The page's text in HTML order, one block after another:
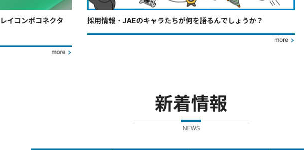
イコンボコネクタ
more
採用情報・JAEのキャラたちが何を語るんでしょうか？
more
新着情報
NEWS